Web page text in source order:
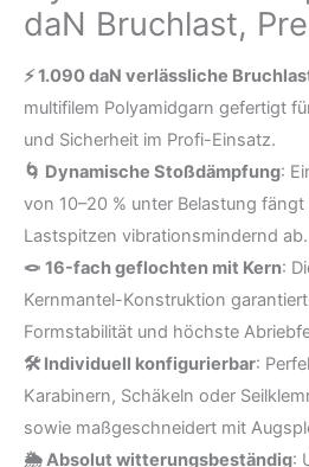
daN Bruchlast,
⚡ 1.090 daN verlässliche
multifilem Polyamidgarn gefertigt
und Sicherheit im Profi-Einsatz.
🌀 Dynamische Stoßdämpfung:
von 10–20 % unter Belastung fängt
Lastspitzen vibrationsmindernd ab.
🪢 16-fach geflochten mit Kern:
Kernmantel-Konstruktion
Formstabilität und höchste
🛠️ Individuell konfigurierbar:
Karabinern, Schäkeln oder
sowie maßgeschneidert mit
🌦️ Absolut witterungsbeständig:
Seilkern,
Nylonseil
stoßdämpfend,
1090
daN
Bruchlast,
Premium
Quality
Menge